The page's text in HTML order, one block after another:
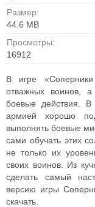
Размер:
44.6 MB
Просмотры:
16912
В игре
отважных воинов,
боевые действия.
армией хорошо
выполнять боевые
сами обучать этих
не только их
своих воинов. Из
сделать самый
версию игры
скачать.